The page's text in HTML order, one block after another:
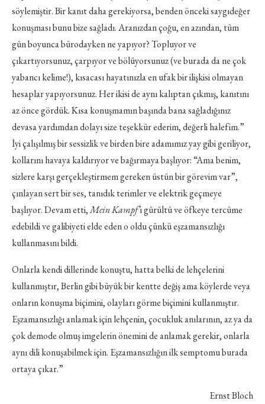
söylemiştir. Bir kanıt daha gerekiyorsa, benden önceki saygıdeğer
konuşması bunu bize sağladı. Aranızdan çoğu, en azından, tüm
gün boyunca bürodayken ne yapıyor? Topluyor ve
çıkartıyorsunuz, çarpıyor ve bölüyorsunuz (ve burada da ne çok
yabancı kelime!), kısacası hayatınızla en ufak bir ilişkisi olmayan
hesaplar yapıyorsunuz. Her ikisi de aynı kalıptan çıkmış, kanıtını
az önce gördük. Kısa konuşmamın başında bana sağladığınız
devasa yardımdan dolayı size teşekkür ederim, değerli halefim.”
İyi çalışılmış bir sessizlik ve birden bire adamımız yay gibi geriliyor,
kollarını havaya kaldırıyor ve bağırmaya başlıyor: “Ama benim,
sizlere karşı gerçekleştirmem gereken üstün bir görevim var”,
çınlayan sert bir ses, tanıdık terimler ve elektrik geçmeye
başlıyor. Devam etti,Mein Kampf’ı gürültü ve öfkeye tercüme
edebildi ve galibiyeti elde eden o oldu çünkü eşzamansızlığı
kullanmasını bildi.
Onlarla kendi dillerinde konuştu, hatta belki de lehçelerini
kullanmıştır, Berlin gibi büyük bir kentte değiş ama köylerde veya
onların konuşma biçimini, olayları görme biçimini kullanmıştır.
Eşzamansızlığı anlamak için lehçenin, çocukluk anılarının, az ya da
çok demode olmuş imgelerin önemini de anlamak gerekir, onlarla
aynı dili konuşabilmek için. Eşzamansızlığın ilk semptomu burada
ortaya çıkar.”
Ernst Bloch